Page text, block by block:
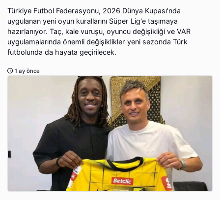
Türkiye Futbol Federasyonu, 2026 Dünya Kupası'nda
uygulanan yeni oyun kurallarını Süper Lig'e taşımaya
hazırlanıyor. Taç, kale vuruşu, oyuncu değişikliği ve VAR
uygulamalarında önemli değişiklikler yeni sezonda Türk
futbolunda da hayata geçirilecek.
1 ay önce